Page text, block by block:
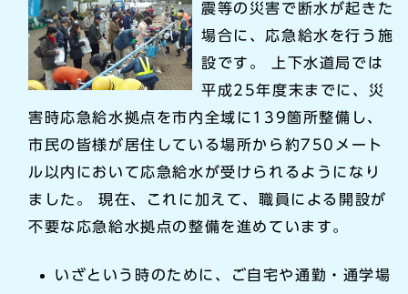
震等の災害で断水が起きた
場合に、応急給水を行う施
設です。 上下水道局では
平成25年度末までに、災
害時応急給水拠点を市内全域に139箇所整備し、
市民の皆様が居住している場所から約750メート
ル以内において応急給水が受けられるようになり
ました。 現在、これに加えて、職員による開設が
不要な応急給水拠点の整備を進めています。
いざという時のために、ご自宅や通勤・通学場